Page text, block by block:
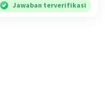
Jawaban terverifikasi